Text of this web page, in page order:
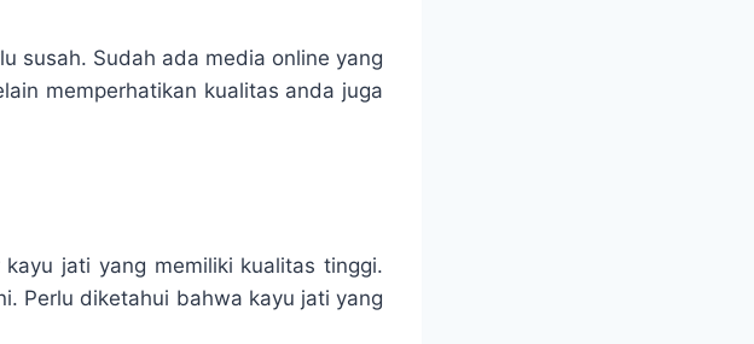
susah. Sudah ada media online yang
memperhatikan kualitas anda juga
jati yang memiliki kualitas tinggi.
Perlu diketahui bahwa kayu jati yang